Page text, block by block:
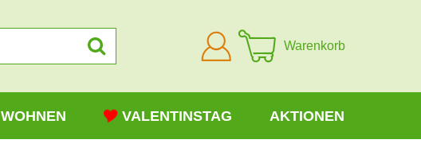
Anmelden
Warenkorb
WOHNEN VALENTINSTAG AKTIONEN